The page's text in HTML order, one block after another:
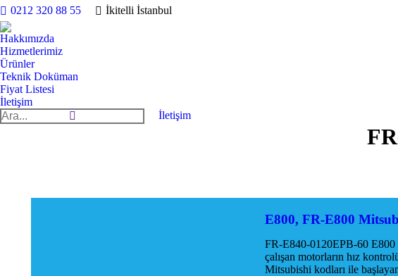
0212 320 88 55 İkitelli İstanbul
Hakkımızda
Hizmetlerimiz
Ürünler
Teknik Doküman
Fiyat Listesi
İletişim
Search:
İletişim
E800, FR-E800
FR-E840-0120EPB-60 E800
çalışan motorların hız
Mitsubishi kodları ile